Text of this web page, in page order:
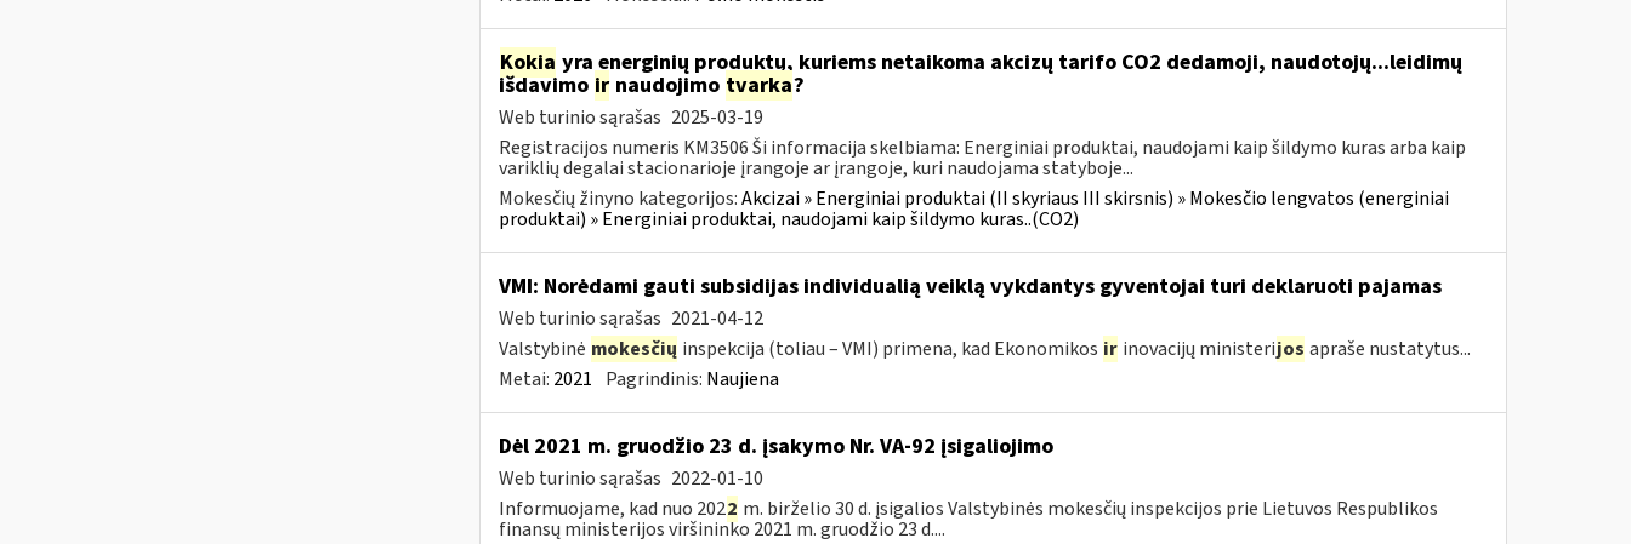
Kokia yra energinių produktų, kuriems netaikoma akcizų tarifo CO2 dedamoji, naudotojų...leidimų
išdavimo irnaudojimo tvarka?
Web turinio sąrašas 2025-03-19
Registracijos numeris KM3506 Ši informacija skelbiama: Energiniai produktai, naudojami kaip šildymo kuras arba kaip
variklių degalai stacionarioje įrangoje ar įrangoje, kuri naudojama statyboje...
Mokesčių žinyno kategorijos:Akcizai » Energiniai produktai (II skyriaus III skirsnis) » Mokesčio lengvatos (energiniai
produktai) » Energiniai produktai, naudojami kaip šildymo kuras..(CO2)
VMI: Norėdami gauti subsidijas individualią veiklą vykdantys gyventojai turi deklaruoti pajamas
Web turinio sąrašas 2021-04-12
Valstybinė mokesčių inspekcija (toliau – VMI) primena, kad Ekonomikos ir inovacijų ministerijos apraše nustatytus...
Metai: 2021 Pagrindinis: Naujiena
Dėl 2021 m. gruodžio 23 d. įsakymo Nr. VA-92 įsigaliojimo
Web turinio sąrašas 2022-01-10
Informuojame, kad nuo 2022 m. birželio 30 d. įsigalios Valstybinės mokesčių inspekcijos prie Lietuvos Respublikos
finansų ministerijos viršininko 2021 m. gruodžio 23 d....